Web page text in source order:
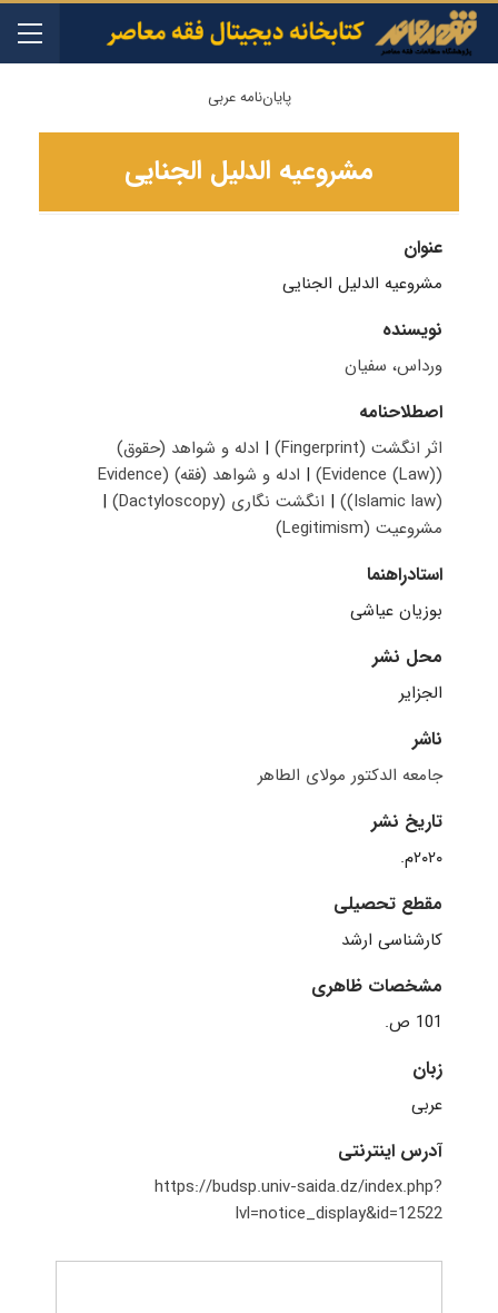
پایان‌نامه عربی
مشروعیه الدلیل الجنایی
عنوان
مشروعیه الدلیل الجنایی
نویسنده
ورداس، سفیان
اصطلاحنامه
اثر انگشت (Fingerprint) | ادله و شواهد (حقوق)
(Evidence (Law))
|
ادله و شواهد (فقه) (Evidence
(Islamic law))
| انگشت نگاری (Dactyloscopy)
|
مشروعیت (Legitimism)
استادراهنما
بوزیان عیاشی
محل نشر
الجزایر
ناشر
جامعه الدکتور مولای الطاهر
تاریخ نشر
۲۰۲۰م.
مقطع تحصیلی
کارشناسی ارشد
مشخصات ظاهری
101 ص.
زبان
عربی
آدرس اینترنتی
https://budsp.univ-saida.dz/index.php?
lvl=notice_display&id=12522